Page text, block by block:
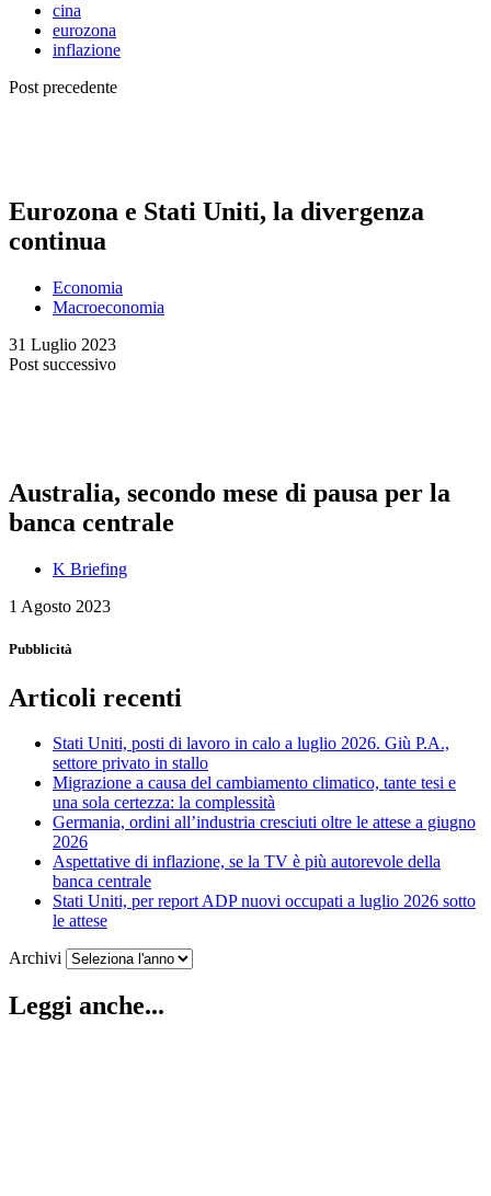
cina
eurozona
inflazione
Post precedente
Eurozona e Stati Uniti, la divergenza
continua
Economia
Macroeconomia
31 Luglio 2023
Post successivo
Australia, secondo mese di pausa per la
banca centrale
K Briefing
1 Agosto 2023
Pubblicità
Articoli recenti
Stati Uniti, posti di lavoro in calo a luglio 2026. Giù P.A.,
settore privato in stallo
Migrazione a causa del cambiamento climatico, tante tesi e
una sola certezza: la complessità
Germania, ordini all’industria cresciuti oltre le attese a giugno
2026
Aspettative di inflazione, se la TV è più autorevole della
banca centrale
Stati Uniti, per report ADP nuovi occupati a luglio 2026 sotto
le attese
Archivi
Leggi anche...